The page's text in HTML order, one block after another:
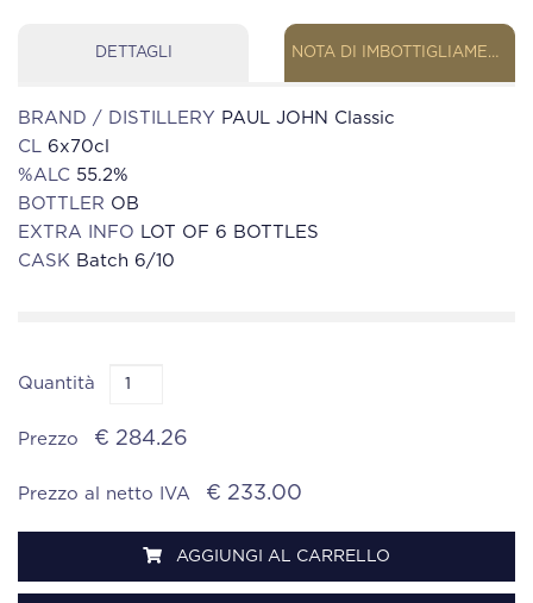
DETTAGLI NOTA DI IMBOTTIGLIAMENTO
BRAND / DISTILLERY PAUL JOHN Classic
CL 6x70cl
%ALC 55.2%
BOTTLER OB
EXTRA INFO LOT OF 6 BOTTLES
CASK Batch 6/10
Quantità
Prezzo € 284.26
Prezzo al netto IVA € 233.00
AGGIUNGI AL CARRELLO